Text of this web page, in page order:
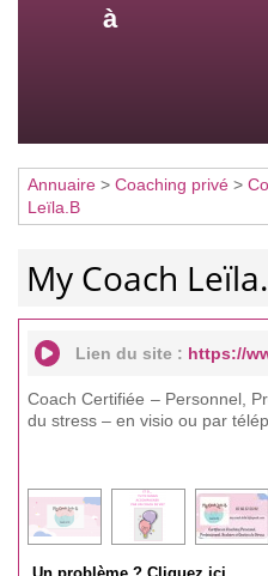
à
Annuaire > Coaching privé >
Leïla.B
My Coach
Lien du site : https://
Coach Certifiée – Personnel,
du stress – en visio ou par